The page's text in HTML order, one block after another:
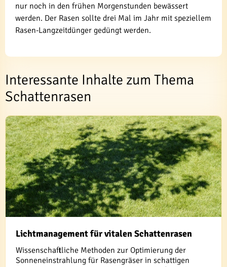
nur noch in den frühen Morgenstunden bewässert
werden. Der Rasen sollte drei Mal im Jahr mit speziellem
Rasen-Langzeitdünger gedüngt werden.
Interessante Inhalte zum Thema
Schattenrasen
Lichtmanagement für vitalen Schattenrasen
Wissenschaftliche Methoden zur Optimierung der
Sonneneinstrahlung für Rasengräser in schattigen